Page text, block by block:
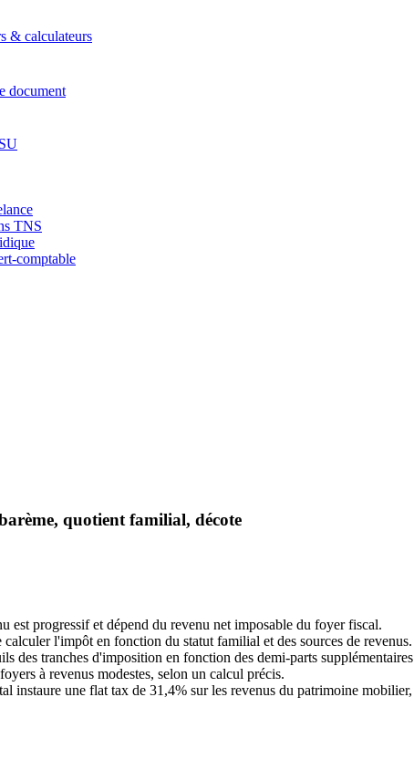
& calculateurs
document
TNS
comptable
quotient familial, décote
est progressif et dépend du revenu net imposable du foyer fiscal.
l'impôt en fonction du statut familial et des sources de revenus.
des tranches d'imposition en fonction des demi-parts
à revenus modestes, selon un calcul précis.
instaure une flat tax de 31,4% sur les revenus du patrimoine